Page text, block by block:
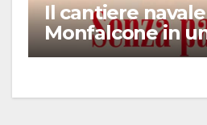
Il cantiere
Monfalcone in